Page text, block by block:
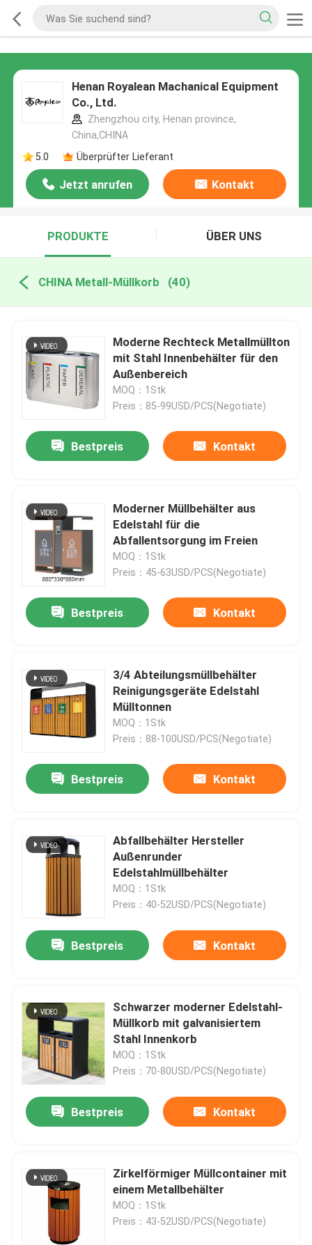
Henan Royalean Machanical Equipment
Co., Ltd.
Zhengzhou city, Henan province,
China,CHINA
5.0
Überprüfter Lieferant
Jetzt anrufen Kontakt
PRODUKTE ÜBER UNS
CHINA Metall-Müllkorb (40)
Moderne Rechteck Metallmüllton
mit Stahl Innenbehälter für den
Außenbereich
MOQ：1Stk
Preis：85-99USD/PCS(Negotiate)
Bestpreis Kontakt
Moderner Müllbehälter aus
Edelstahl für die
Abfallentsorgung im Freien
MOQ：1Stk
Preis：45-63USD/PCS(Negotiate)
Bestpreis Kontakt
3/4 Abteilungsmüllbehälter
Reinigungsgeräte Edelstahl
Mülltonnen
MOQ：1Stk
Preis：88-100USD/PCS(Negotiate)
Bestpreis Kontakt
Abfallbehälter Hersteller
Außenrunder
Edelstahlmüllbehälter
MOQ：1Stk
Preis：40-52USD/PCS(Negotiate)
Bestpreis Kontakt
Schwarzer moderner Edelstahl-
Müllkorb mit galvanisiertem
Stahl Innenkorb
MOQ：1Stk
Preis：70-80USD/PCS(Negotiate)
Bestpreis Kontakt
Zirkelförmiger Müllcontainer mit
einem Metallbehälter
MOQ：1Stk
Preis：43-52USD/PCS(Negotiate)